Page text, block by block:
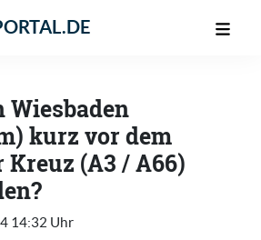
Wiesbaden
kurz vor dem
Kreuz (A3 / A66)
14:32 Uhr